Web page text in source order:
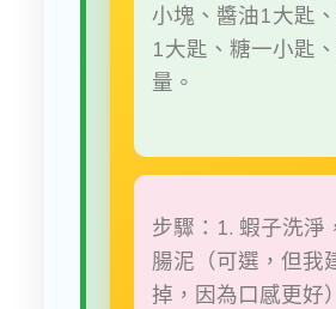
小塊、醬油1大匙
1大匙、糖一小匙
量。
步驟：1. 蝦子洗淨
腸泥（可選，但我
掉，因為口感更好